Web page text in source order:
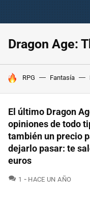
Dragon Age:
HOY SE HABLA DE
RPG Fantasía
El último Dragon
opiniones de todo
también un precio
dejarlo pasar: te
euros
1 COMENTARIOS
HACE UN AÑO